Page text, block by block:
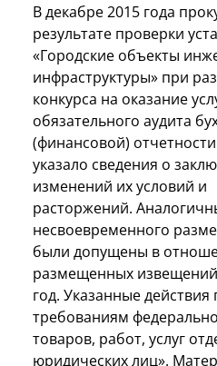
В декабре 2015 года
результате проверки
«Городские объекты
инфраструктуры» при
конкурса на оказание
обязательного аудита
(финансовой)
указало сведения о
изменений их условий и
расторжений.
несвоевременного
были допущены в
размещенных
год. Указанные
требованиям
товаров, работ, услуг
юридических лиц».